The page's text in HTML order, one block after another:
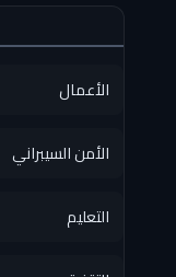
الأعمال
الأمن السيبراني
التعليم